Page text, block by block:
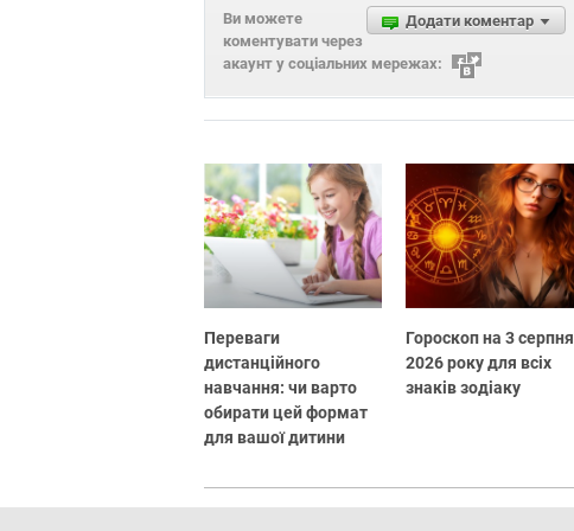
Додати коментар
Ви можете
коментувати через
акаунт у соціальних мережах:
Переваги
дистанційного
навчання: чи варто
обирати цей формат
для вашої дитини
Гороскоп на 3 серпня
2026 року для всіх
знаків зодіаку